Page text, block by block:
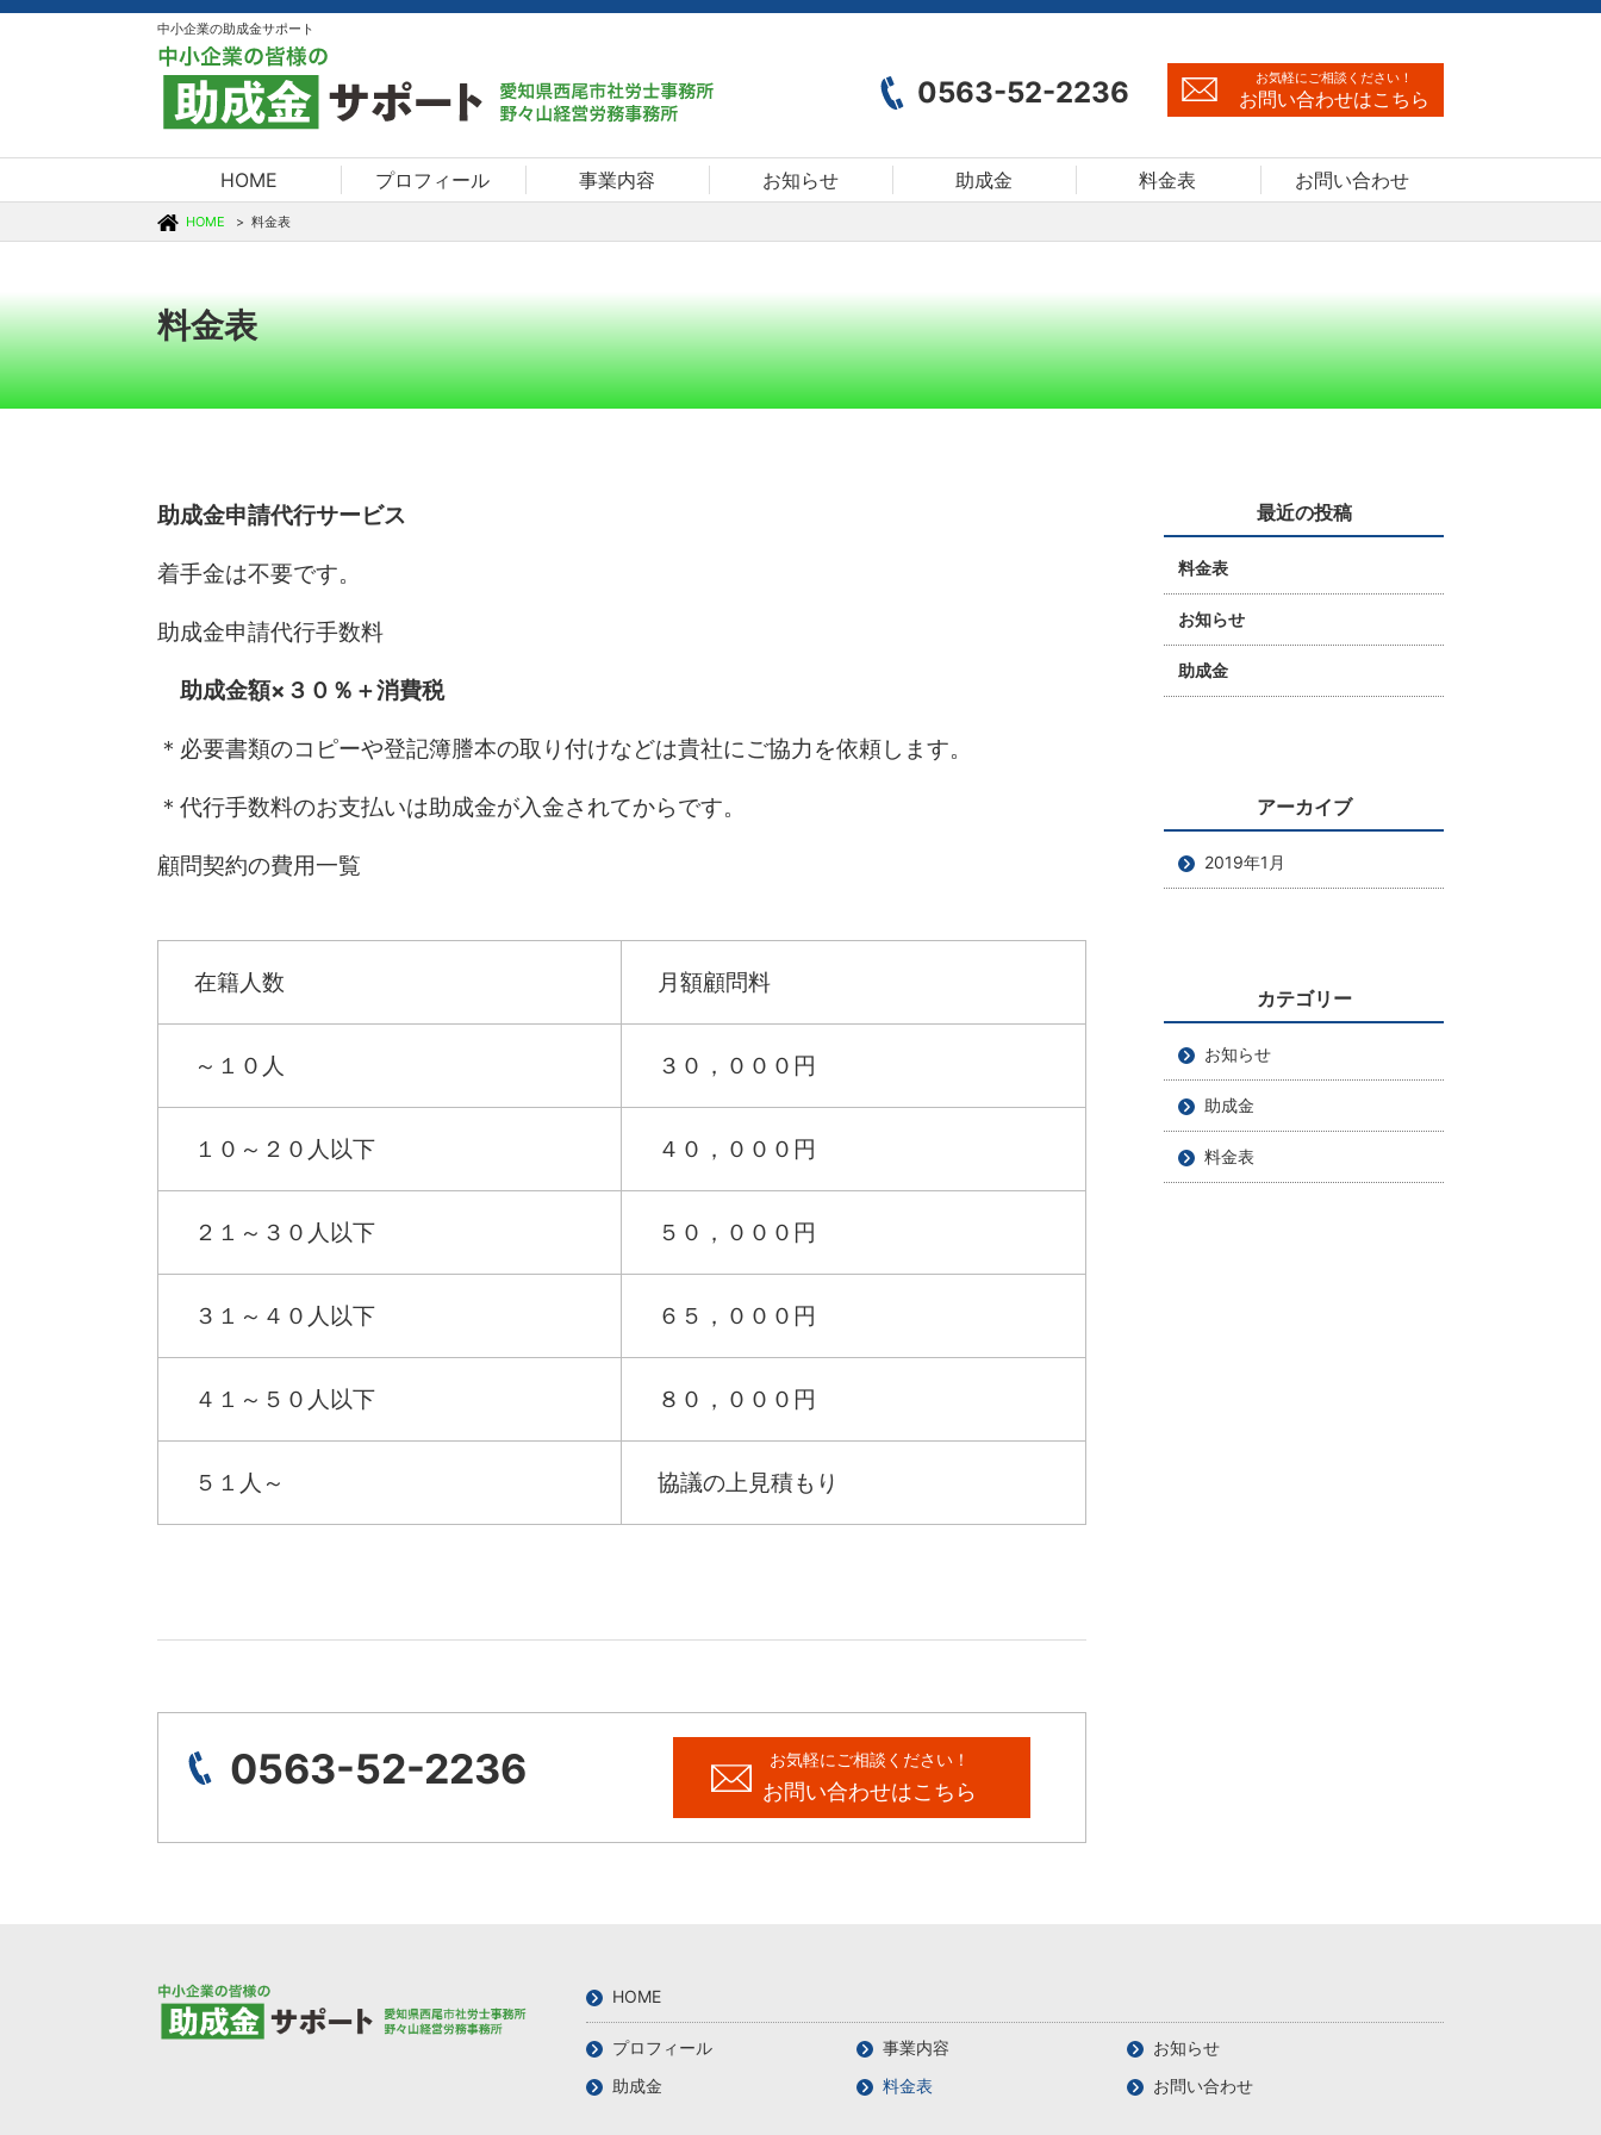
中小企業の助成金サポート
0563-52-2236 お気軽にご相談ください！
お問い合わせはこちら
HOME プロフィール 事業内容 お知らせ 助成金 料金表 お問い合わせ
HOME 料金表
料金表
助成金申請代行サービス
着手金は不要です。
助成金申請代行手数料
助成金額×３０％＋消費税
＊必要書類のコピーや登記簿謄本の取り付けなどは貴社にご協力を依頼します。
＊代行手数料のお支払いは助成金が入金されてからです。
顧問契約の費用一覧
在籍人数 月額顧問料
～１０人 ３０，０００円
１０～２０人以下 ４０，０００円
２１～３０人以下 ５０，０００円
３１～４０人以下 ６５，０００円
４１～５０人以下 ８０，０００円
５１人～ 協議の上見積もり
0563-52-2236 お気軽にご相談ください！
お問い合わせはこちら
最近の投稿
料金表
お知らせ
助成金
アーカイブ
2019年1月
カテゴリー
お知らせ
助成金
料金表
HOME
プロフィール 事業内容
お知らせ
助成金
料金表 お問い合わせ